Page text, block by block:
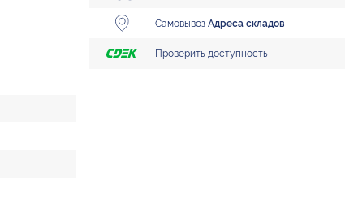
СамовывозАдреса складов
Проверить доступность